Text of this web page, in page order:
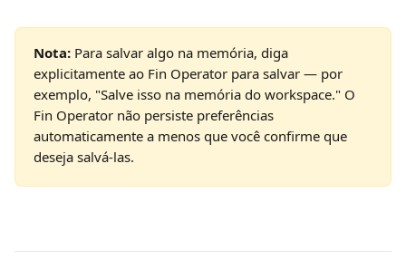
Nota: Para salvar algo na memória, diga
explicitamente ao Fin Operator para salvar — por
exemplo, "Salve isso na memória do workspace." O
Fin Operator não persiste preferências
automaticamente a menos que você confirme que
deseja salvá-las.